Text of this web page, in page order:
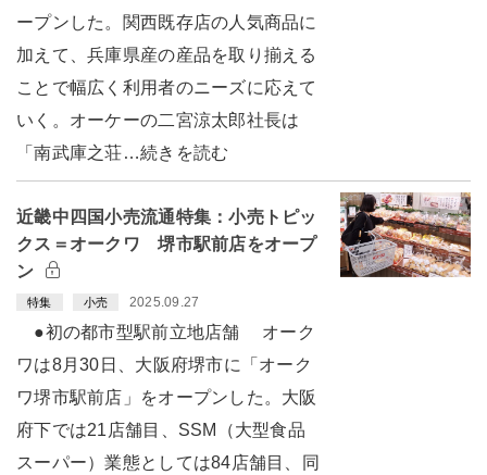
ープンした。関西既存店の人気商品に
加えて、兵庫県産の産品を取り揃える
ことで幅広く利用者のニーズに応えて
いく。オーケーの二宮涼太郎社長は
「南武庫之荘…続きを読む
近畿中四国小売流通特集：小売トピッ
クス＝オークワ 堺市駅前店をオープ
ン
特集 小売 2025.09.27
●初の都市型駅前立地店舗 オーク
ワは8月30日、大阪府堺市に「オーク
ワ堺市駅前店」をオープンした。大阪
府下では21店舗目、SSM（大型食品
スーパー）業態としては84店舗目、同